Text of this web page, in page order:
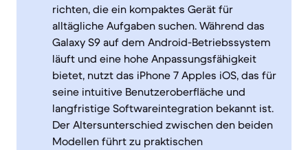
richten, die ein kompaktes Gerät für
alltägliche Aufgaben suchen. Während das
Galaxy S9 auf dem Android-Betriebssystem
läuft und eine hohe Anpassungsfähigkeit
bietet, nutzt das iPhone 7 Apples iOS, das für
seine intuitive Benutzeroberfläche und
langfristige Softwareintegration bekannt ist.
Der Altersunterschied zwischen den beiden
Modellen führt zu praktischen